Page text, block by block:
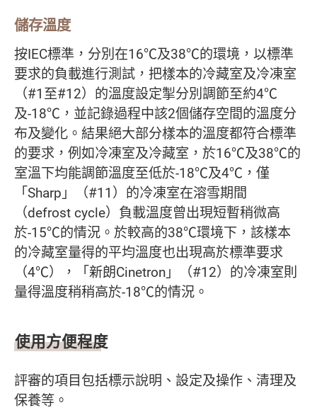
儲存溫度
按IEC標準，分別在16℃及38℃的環境，以標準
要求的負載進行測試，把樣本的冷藏室及冷凍室
（#1至#12）的溫度設定掣分別調節至約4℃
及-18℃，並記錄過程中該2個儲存空間的溫度分
布及變化。結果絕大部分樣本的溫度都符合標準
的要求，例如冷凍室及冷藏室，於16℃及38℃的
室溫下均能調節溫度至低於-18℃及4℃，僅
「Sharp」（#11）的冷凍室在溶雪期間
（defrost cycle）負載溫度曾出現短暫稍微高
於-15℃的情況。於較高的38℃環境下，該樣本
的冷藏室量得的平均溫度也出現高於標準要求
（4℃），「新朗Cinetron」（#12）的冷凍室則
量得溫度稍稍高於-18℃的情況。
使用方便程度
評審的項目包括標示說明、設定及操作、清理及
保養等。